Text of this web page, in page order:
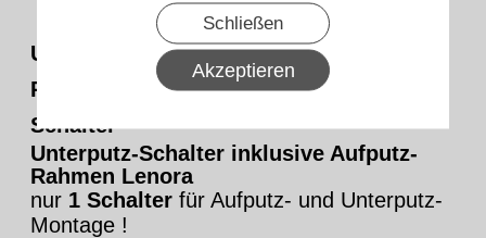
Schließen
Akzeptieren
Universal Jalousieschalter für trockene
Räume Auswahl als Knebel Taster oder
Schalter
Unterputz-Schalter inklusive Aufputz-
Rahmen Lenora
nur 1 Schalter für Aufputz- und Unterputz-
Montage !